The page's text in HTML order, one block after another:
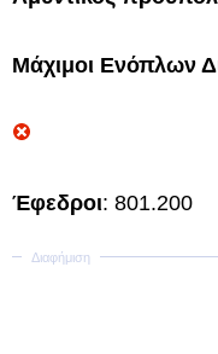
Μάχιμοι Ενόπλων
Έφεδροι: 801.200